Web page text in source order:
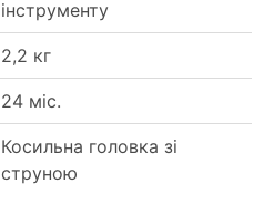
інструменту
2,2 кг
24 міс.
Косильна головка зі
струною